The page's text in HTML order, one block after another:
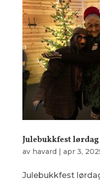
Julebukkfest lørdag
av havard | apr 3,
Julebukkfest